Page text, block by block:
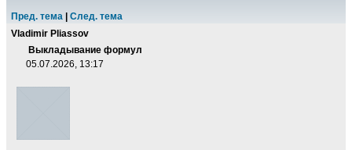
Пред. тема
След. тема
Vladimir Pliassov
Выкладывание формул
05.07.2026, 13:17